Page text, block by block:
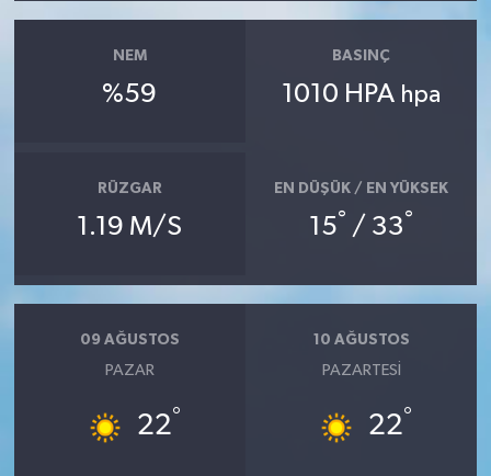
NEM
%59
BASINÇ
1010 HPA hpa
RÜZGAR
1.19 M/S
EN DÜŞÜK / EN YÜKSEK
15° / 33°
09 AĞUSTOS
PAZAR
22°
10 AĞUSTOS
PAZARTESI
22°